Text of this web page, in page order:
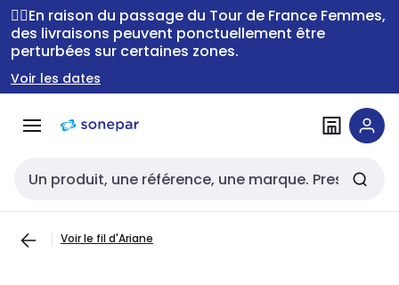
Passer à la
navigation
Passer
au
contenu
🚴‍♂️En raison du passage du Tour de France Femmes,
des livraisons peuvent ponctuellement être
perturbées sur certaines zones.
Voir les dates
Entrée de recherche
Voir le fil d'Ariane